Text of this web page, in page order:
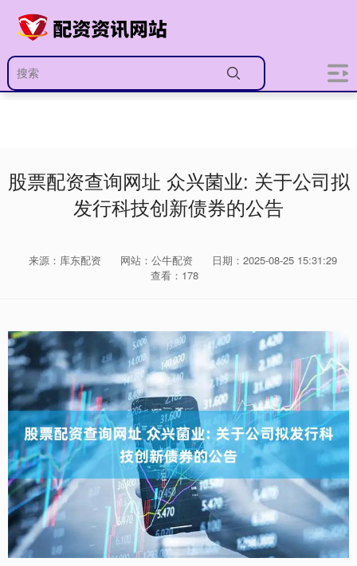
股票配资查询网址 众兴菌业: 关于公司拟
发行科技创新债券的公告
来源：库东配资 网站：公牛配资
日期：2025-08-25 15:31:29
查看：178